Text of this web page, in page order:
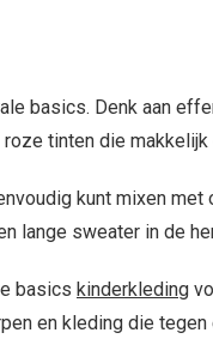
basics. Denk aan
tinten die makkelijk
kunt mixen
lange sweater in de
basics kinderkleding
en kleding die